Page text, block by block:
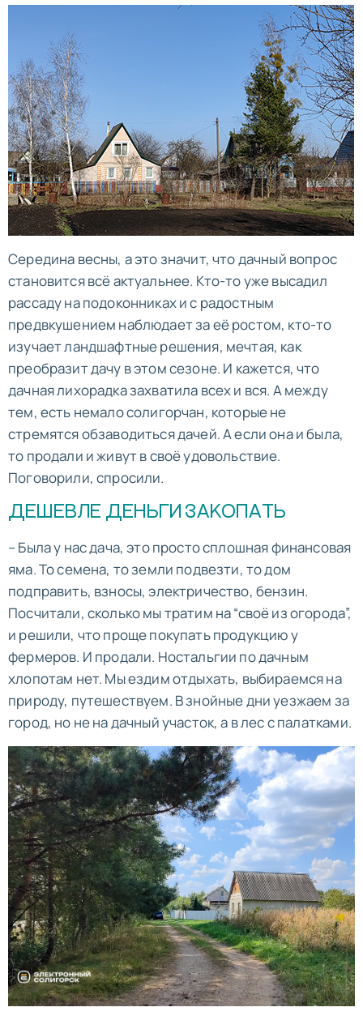
Середина весны, а это значит, что дачный вопрос
становится всё актуальнее. Кто-то уже высадил
рассаду на подоконниках и с радостным
предвкушением наблюдает за её ростом, кто-то
изучает ландшафтные решения, мечтая, как
преобразит дачу в этом сезоне. И кажется, что
дачная лихорадка захватила всех и вся. А между
тем, есть немало солигорчан, которые не
стремятся обзаводиться дачей. А если она и была,
то продали и живут в своё удовольствие.
Поговорили, спросили.
ДЕШЕВЛЕ ДЕНЬГИ ЗАКОПАТЬ
– Была у нас дача, это просто сплошная финансовая
яма. То семена, то земли подвезти, то дом
подправить, взносы, электричество, бензин.
Посчитали, сколько мы тратим на “своё из огорода”,
и решили, что проще покупать продукцию у
фермеров. И продали. Ностальгии по дачным
хлопотам нет. Мы ездим отдыхать, выбираемся на
природу, путешествуем. В знойные дни уезжаем за
город, но не на дачный участок, а в лес с палатками.